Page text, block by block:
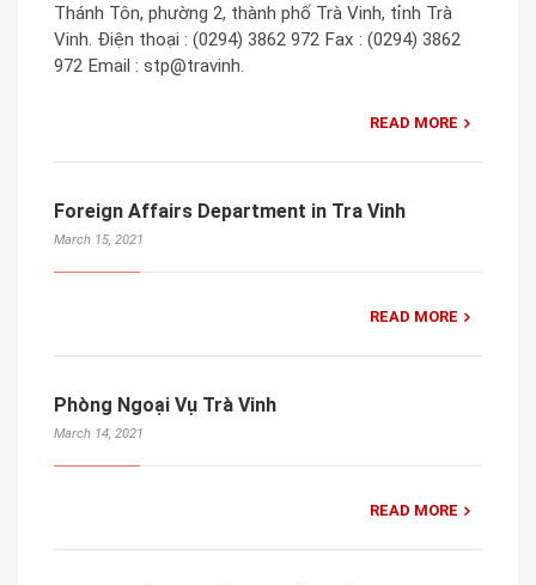
Thánh Tôn, phường 2, thành phố Trà Vinh, tỉnh Trà
Vinh. Điện thoại : (0294) 3862 972 Fax : (0294) 3862
972 Email : stp@travinh.
READ MORE
Foreign Affairs Department in Tra Vinh
March 15, 2021
READ MORE
Phòng Ngoại Vụ Trà Vinh
March 14, 2021
READ MORE